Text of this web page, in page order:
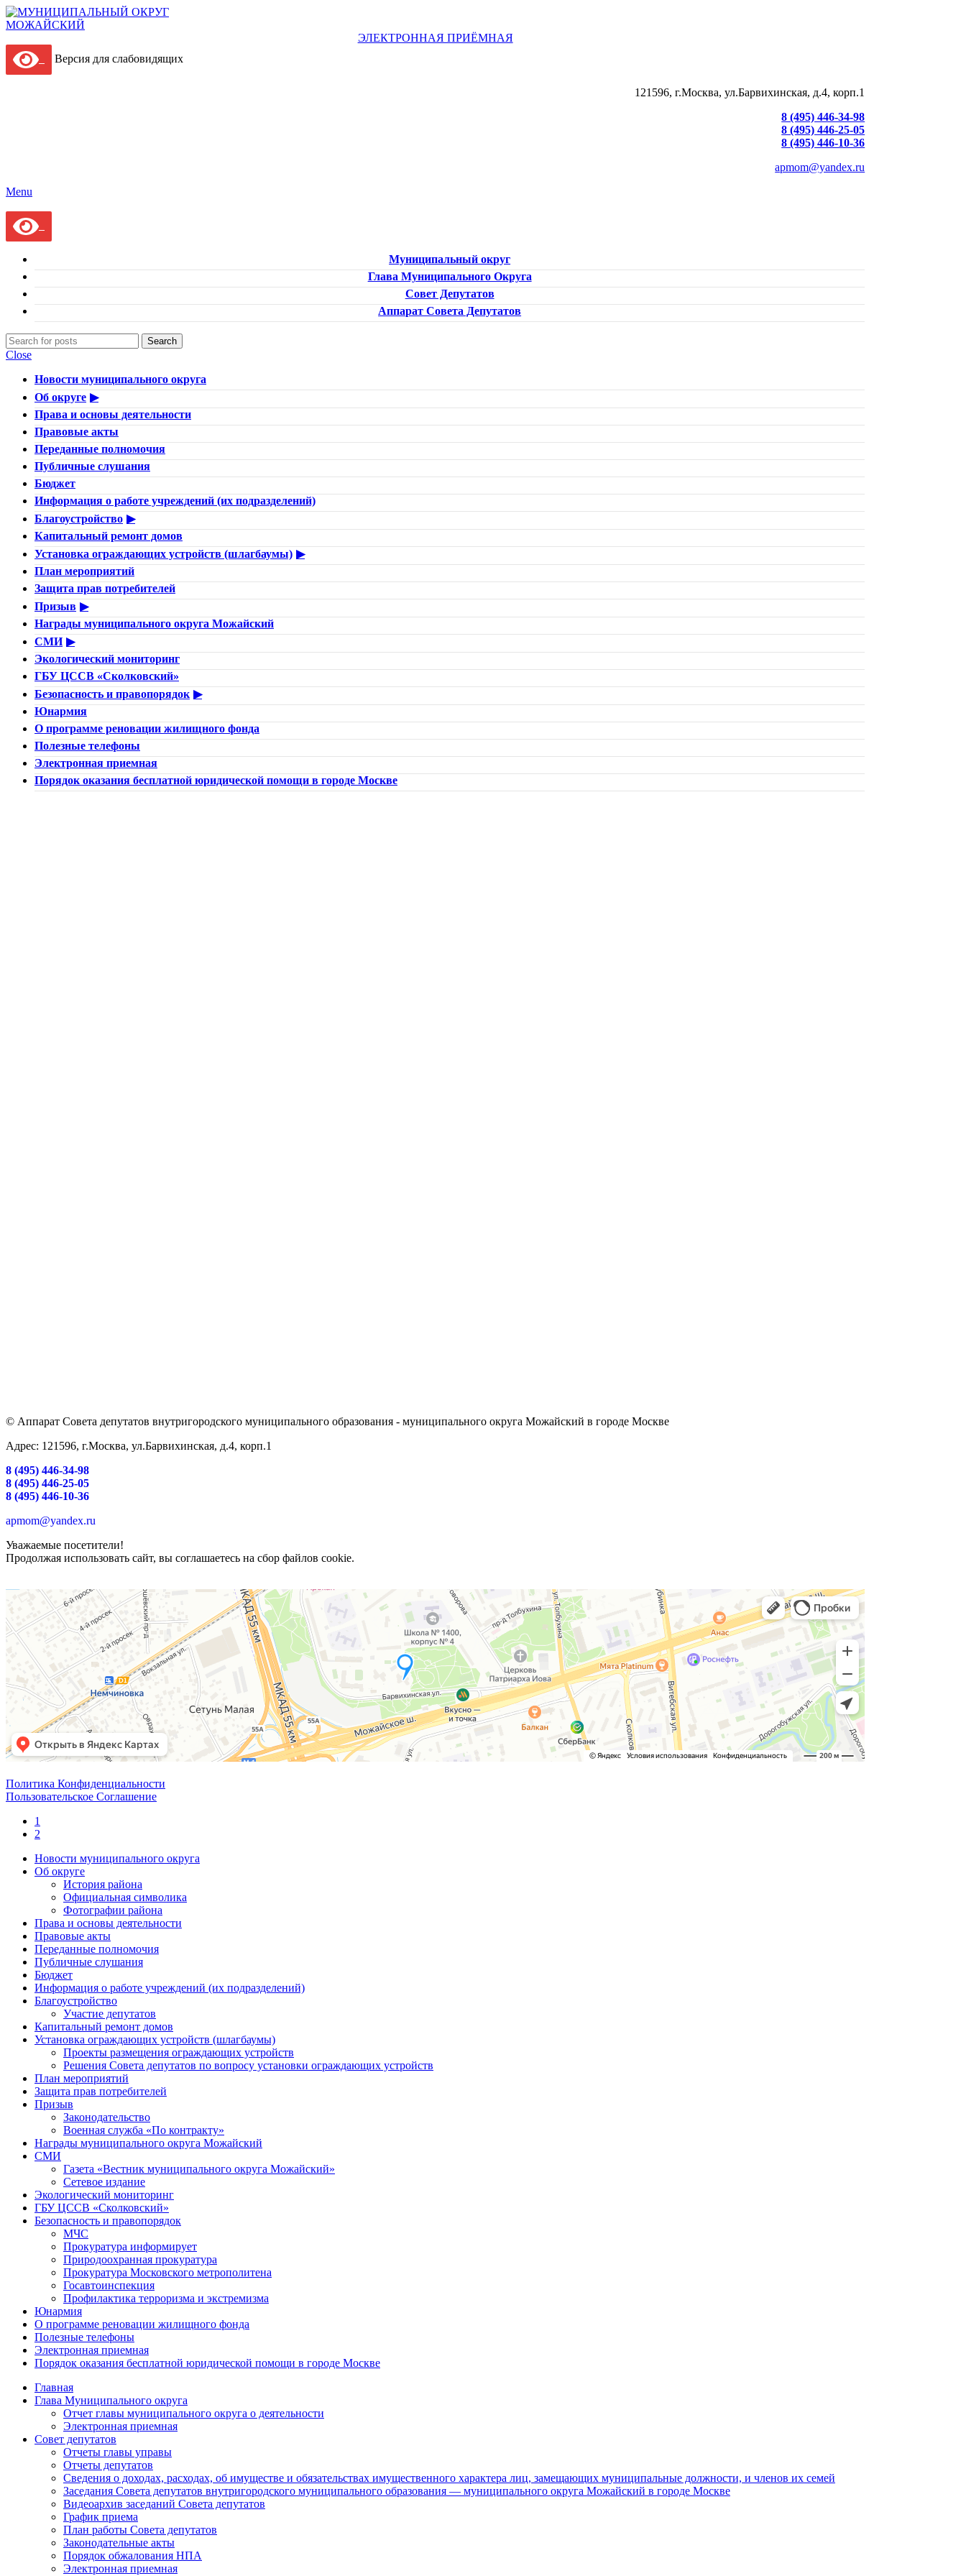
ЭЛЕКТРОННАЯ ПРИЁМНАЯ
Версия для слабовидящих
121596, г.Москва, ул.Барвихинская, д.4, корп.1
8 (495) 446-34-98
8 (495) 446-25-05
8 (495) 446-10-36
apmom@yandex.ru
Menu
Муниципальный округ
Глава Муниципального Округа
Совет Депутатов
Аппарат Совета Депутатов
Search
Close
Новости муниципального округа
Об округе
Права и основы деятельности
Правовые акты
Переданные полномочия
Публичные слушания
Бюджет
Информация о работе учреждений (их подразделений)
Благоустройство
Капитальный ремонт домов
Установка ограждающих устройств (шлагбаумы)
План мероприятий
Защита прав потребителей
Призыв
Награды муниципального округа Можайский
СМИ
Экологический мониторинг
ГБУ ЦССВ «Сколковский»
Безопасность и правопорядок
Юнармия
О программе реновации жилищного фонда
Полезные телефоны
Электронная приемная
Порядок оказания бесплатной юридической помощи в городе Москве
© Аппарат Совета депутатов внутригородского муниципального образования - муниципального округа Можайский в городе Москве
Адрес: 121596, г.Москва, ул.Барвихинская, д.4, корп.1
8 (495) 446-34-98
8 (495) 446-25-05
8 (495) 446-10-36
apmom@yandex.ru
Уважаемые посетители!
Продолжая использовать сайт, вы соглашаетесь на сбор файлов cookie.
Политика Конфиденциальности
Пользовательское Соглашение
1
2
Новости муниципального округа
Об округе
История района
Официальная символика
Фотографии района
Права и основы деятельности
Правовые акты
Переданные полномочия
Публичные слушания
Бюджет
Информация о работе учреждений (их подразделений)
Благоустройство
Участие депутатов
Капитальный ремонт домов
Установка ограждающих устройств (шлагбаумы)
Проекты размещения ограждающих устройств
Решения Совета депутатов по вопросу установки ограждающих устройств
План мероприятий
Защита прав потребителей
Призыв
Законодательство
Военная служба «По контракту»
Награды муниципального округа Можайский
СМИ
Газета «Вестник муниципального округа Можайский»
Сетевое издание
Экологический мониторинг
ГБУ ЦССВ «Сколковский»
Безопасность и правопорядок
МЧС
Прокуратура информирует
Природоохранная прокуратура
Прокуратура Московского метрополитена
Госавтоинспекция
Профилактика терроризма и экстремизма
Юнармия
О программе реновации жилищного фонда
Полезные телефоны
Электронная приемная
Порядок оказания бесплатной юридической помощи в городе Москве
Главная
Глава Муниципального округа
Отчет главы муниципального округа о деятельности
Электронная приемная
Совет депутатов
Отчеты главы управы
Отчеты депутатов
Сведения о доходах, расходах, об имуществе и обязательствах имущественного характера лиц, замещающих муниципальные должности, и членов их семей
Заседания Совета депутатов внутригородского муниципального образования — муниципального округа Можайский в городе Москве
Видеоархив заседаний Совета депутатов
График приема
План работы Совета депутатов
Законодательные акты
Порядок обжалования НПА
Электронная приемная